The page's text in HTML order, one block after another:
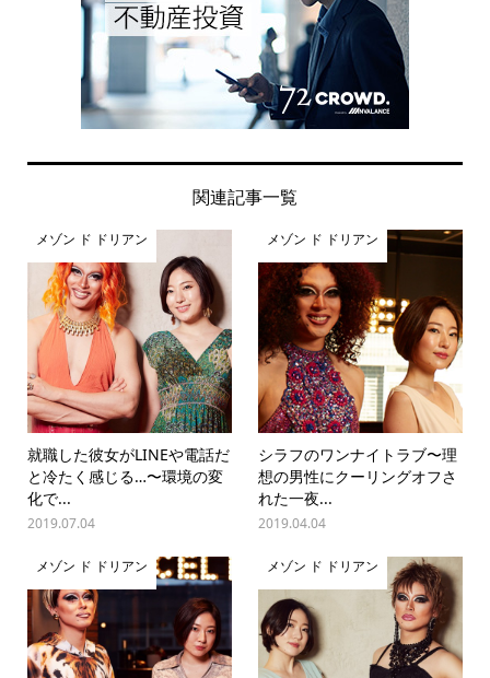
関連記事一覧
メゾン ド ドリアン
就職した彼女がLINEや電話だ
と冷たく感じる…〜環境の変
化で...
2019.07.04
メゾン ド ドリアン
シラフのワンナイトラブ〜理
想の男性にクーリングオフさ
れた一夜...
2019.04.04
メゾン ド ドリアン メゾン ド ドリアン